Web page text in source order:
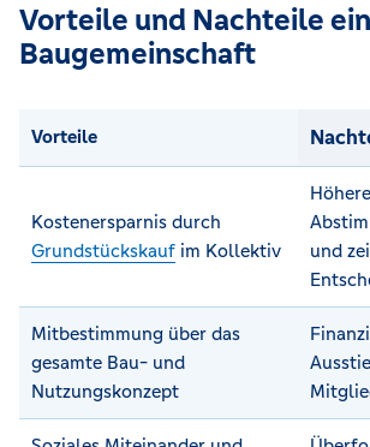
Vorteile und Nachteile
Baugemeinschaft
Vorteile
Kostenersparnis durch
Grundstückskauf im Kollektiv
und
Mitbestimmung über das
gesamte Bau- und
Nutzungskonzept